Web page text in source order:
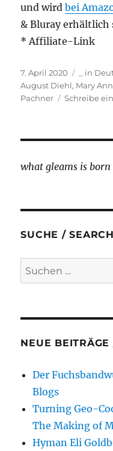
und wirdbei
& Bluray erhältlich
* Affiliate-Link
Veröffentlicht
am
7. April 2020 _ in
August Diehl, Mary
Pachner
Schreibe
what gleams is born
SUCHE / SEARCH
Suche
nach:
NEUE
Der
Blogs
Turning Geo-
The Making of
Hyman Eli